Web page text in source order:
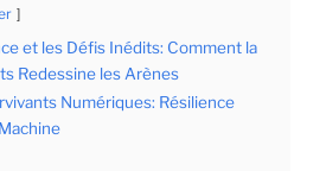
et les Défis Inédits: Comment la
Redessine les Arènes
Numériques: Résilience